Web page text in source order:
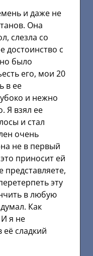
и даже не
Она
слезла со
достоинство с
было
его, мои 20
в ее
и нежно
Я взял ее
и стал
очень
не в первый
приносит ей
представляете,
эту
в любую
Как
я не
сладкий